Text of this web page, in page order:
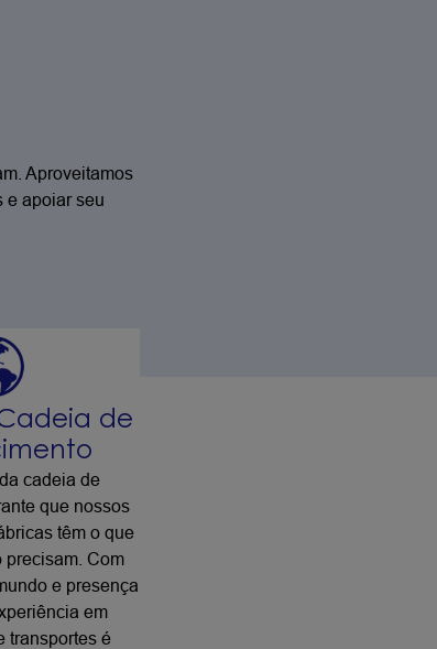
Aproveitamos
e apoiar seu
de
cadeia de
que nossos
têm o que
precisam. Com
e presença
em
transportes é